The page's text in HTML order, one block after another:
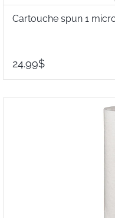
Cartouche spun 1
24.99$